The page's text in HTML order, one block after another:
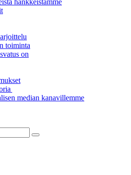
hankkeistamme
toiminta
on
median kanavillemme